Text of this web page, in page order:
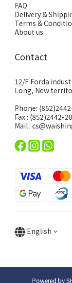
FAQ
Delivery &
Terms &
About us
Contact
12/F Forda
Long, New
Phone:
Fax : (852)2442-
Mail :
English
Powered by